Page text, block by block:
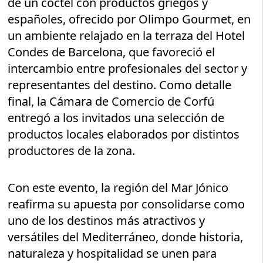
españoles, ofrecido por Olimpo Gourmet, en
un ambiente relajado en la terraza del Hotel
Condes de Barcelona, que favoreció el
intercambio entre profesionales del sector y
representantes del destino. Como detalle
final, la Cámara de Comercio de Corfú
entregó a los invitados una selección de
productos locales elaborados por distintos
productores de la zona.
Con este evento, la región del Mar Jónico
reafirma su apuesta por consolidarse como
uno de los destinos más atractivos y
versátiles del Mediterráneo, donde historia,
naturaleza y hospitalidad se unen para